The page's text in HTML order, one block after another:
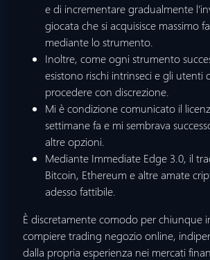
e di incrementare gradualmente
giocata che si acquisisce massimo
mediante lo strumento.
Inoltre, come ogni strumento
esistono rischi intrinseci e gli utenti
procedere con discrezione.
Mi è condizione comunicato il
settimane fa e mi sembrava
altre opzioni.
Mediante Immediate Edge 3.0, il
Bitcoin, Ethereum e altre amate
adesso fattibile.
È discretamente comodo per chiunque
compiere trading negozio online,
dalla propria esperienza nei mercati